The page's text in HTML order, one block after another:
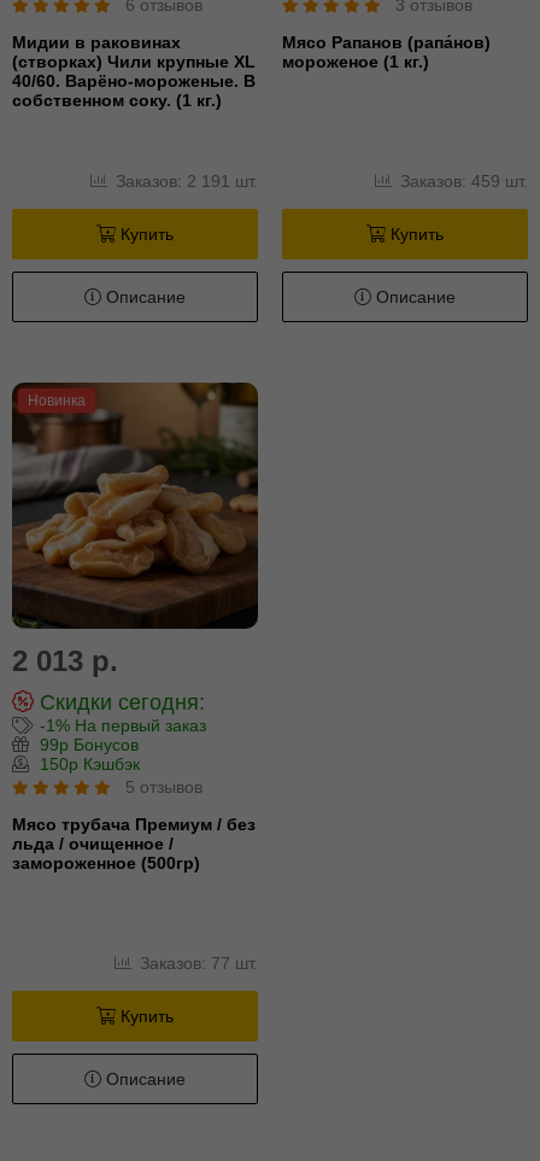
6 отзывов
Мидии в раковинах
(створках) Чили крупные XL
40/60. Варёно-мороженые. В
собственном соку. (1 кг.)
Заказов: 2 191 шт.
Купить
Описание
3 отзывов
Мясо Рапанов (рапа́нов)
мороженое (1 кг.)
Заказов: 459 шт.
Купить
Описание
Новинка
2 013 р.
Скидки сегодня:
-1% На первый заказ
99р Бонусов
150р Кэшбэк
5 отзывов
Мясо трубача Премиум / без
льда / очищенное /
замороженное (500гр)
Заказов: 77 шт.
Купить
Описание